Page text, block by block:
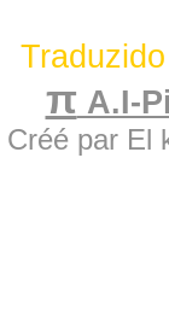
π A.I-
Créé par El